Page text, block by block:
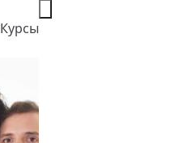
Курсы